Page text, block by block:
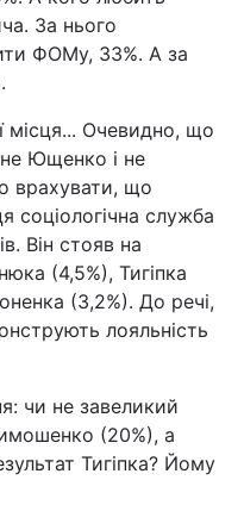
За нього
ФОМу, 33%. А за
місця... Очевидно, що
Ющенко і не
врахувати, що
соціологічна служба
Він стояв на
(4,5%), Тигіпка
(3,2%). До речі,
лояльність
чи не завеликий
(20%), а
Тигіпка? Йому